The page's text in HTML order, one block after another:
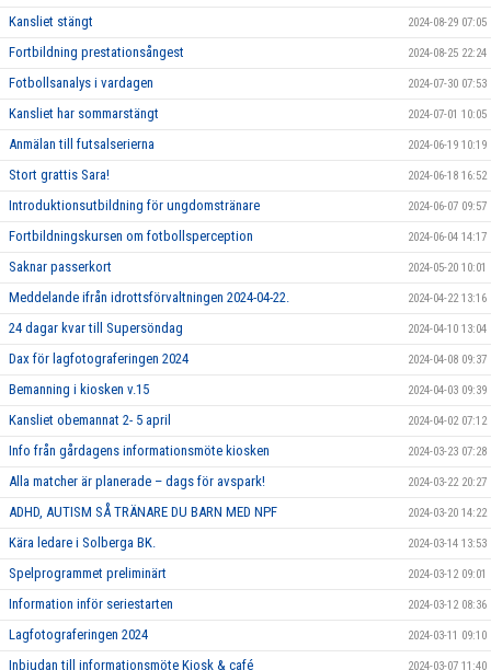
Kansliet stängt 2024-08-29 07:05
Fortbildning prestationsångest 2024-08-25 22:24
Fotbollsanalys i vardagen 2024-07-30 07:53
Kansliet har sommarstängt 2024-07-01 10:05
Anmälan till futsalserierna 2024-06-19 10:19
Stort grattis Sara! 2024-06-18 16:52
Introduktionsutbildning för ungdomstränare 2024-06-07 09:57
Fortbildningskursen om fotbollsperception 2024-06-04 14:17
Saknar passerkort 2024-05-20 10:01
Meddelande ifrån idrottsförvaltningen 2024-04-22. 2024-04-22 13:16
24 dagar kvar till Supersöndag 2024-04-10 13:04
Dax för lagfotograferingen 2024 2024-04-08 09:37
Bemanning i kiosken v.15 2024-04-03 09:39
Kansliet obemannat 2- 5 april 2024-04-02 07:12
Info från gårdagens informationsmöte kiosken 2024-03-23 07:28
Alla matcher är planerade – dags för avspark! 2024-03-22 20:27
ADHD, AUTISM SÅ TRÄNARE DU BARN MED NPF 2024-03-20 14:22
Kära ledare i Solberga BK. 2024-03-14 13:53
Spelprogrammet preliminärt 2024-03-12 09:01
Information inför seriestarten 2024-03-12 08:36
Lagfotograferingen 2024 2024-03-11 09:10
Inbjudan till informationsmöte Kiosk & café 2024-03-07 11:40